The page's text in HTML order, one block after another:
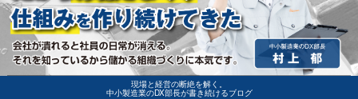
現場と経営の断絶を解く。
中小製造業のDX部長が書き続けるブログ